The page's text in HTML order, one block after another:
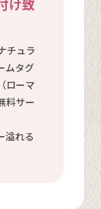
チュラ
ムタグ
ローマ
料サー
溢れる